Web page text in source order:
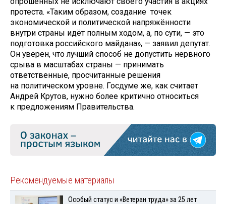
протеста. «Таким образом, создание точек
экономической и политической напряжённости
внутри страны идёт полным ходом, а, по сути, — это
подготовка российского майдана», — заявил депутат.
Он уверен, что лучший способ не допустить нервного
срыва в масштабах страны — принимать
ответственные, просчитанные решения
на политическом уровне. Госдуме же, как считает
Андрей Крутов, нужно более критично относиться
к предложениям Правительства.
Рекомендуемые материалы
Особый статус и «Ветеран труда» за 25 лет